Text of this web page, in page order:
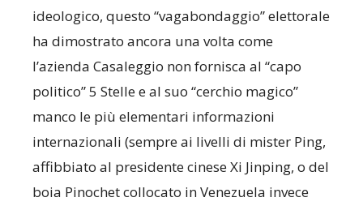
ideologico, questo “vagabondaggio” elettorale
ha dimostrato ancora una volta come
l’azienda Casaleggio non fornisca al “capo
politico” 5 Stelle e al suo “cerchio magico”
manco le più elementari informazioni
internazionali (sempre ai livelli di mister Ping,
affibbiato al presidente cinese Xi Jinping, o del
boia Pinochet collocato in Venezuela invece